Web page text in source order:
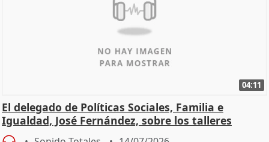
04:11
El delegado de Políticas Sociales, Familia e
Igualdad, José Fernández, sobre los talleres